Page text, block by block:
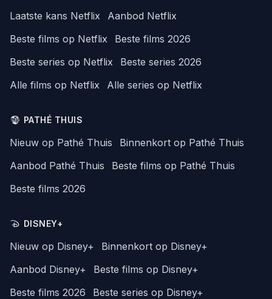
Laatste kans Netflix
Aanbod Netflix
Beste films op Netflix
Beste films 2026
Beste series op Netflix
Beste series 2026
Alle films op Netflix
Alle series op Netflix
PATHÉ THUIS
Nieuw op Pathé Thuis
Binnenkort op Pathé Thuis
Aanbod Pathé Thuis
Beste films op Pathé Thuis
Beste films 2026
DISNEY+
Nieuw op Disney+
Binnenkort op Disney+
Aanbod Disney+
Beste films op Disney+
Beste films 2026
Beste series op Disney+